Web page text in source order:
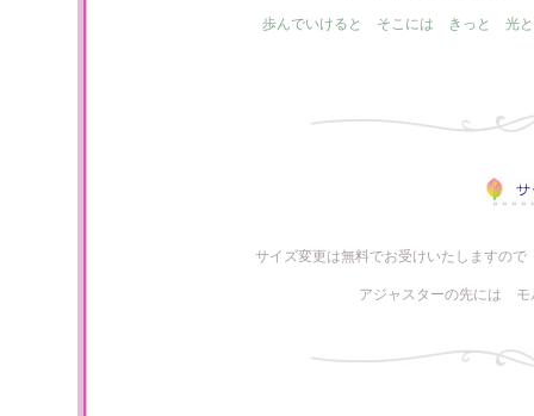
歩んでいけると そこには きっと 光と
サイズ変更は無料でお受けいたしますの
アジャスターの先には モ